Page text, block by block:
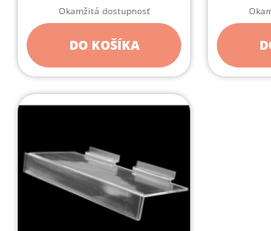
Okamžitá dostupnosť
DO KOŠÍKA